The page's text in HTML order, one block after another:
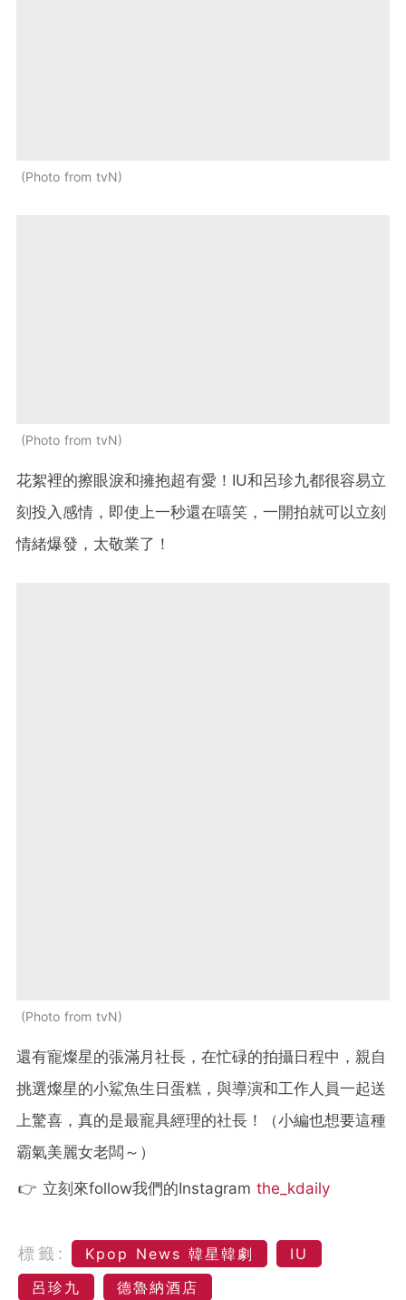
Photo from tvN
Photo from tvN
花絮裡的擦眼淚和擁抱超有愛！IU和呂珍九都很容易立
刻投入感情，即使上一秒還在嘻笑，一開拍就可以立刻
情緒爆發，太敬業了！
Photo from tvN
還有寵燦星的張滿月社長，在忙碌的拍攝日程中，親自
挑選燦星的小鯊魚生日蛋糕，與導演和工作人員一起送
上驚喜，真的是最寵具經理的社長！（小編也想要這種
霸氣美麗女老闆～）
👉 立刻來follow我們的Instagram the_kdaily
標籤: Kpop News 韓星韓劇
IU
呂珍九
德魯納酒店